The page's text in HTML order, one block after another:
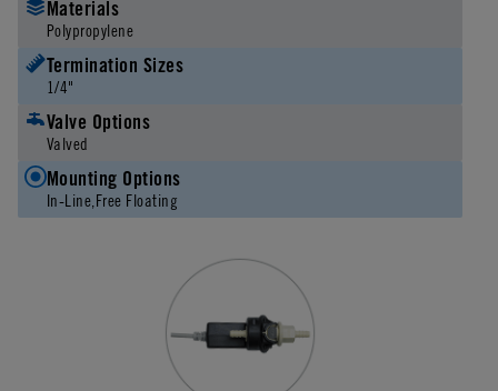
Materials
Polypropylene
Termination Sizes
1/4"
Valve Options
Valved
Mounting Options
In-Line Free Floating